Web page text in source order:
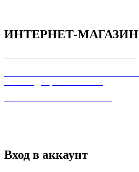
ИНТЕРНЕТ-МАГАЗИН
Вход в аккаунт